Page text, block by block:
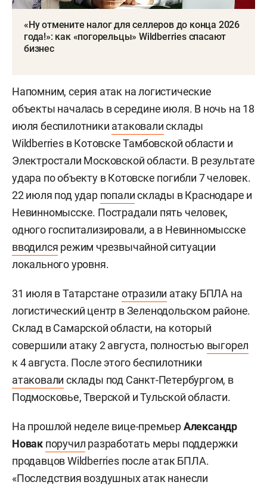
«Ну отмените налог для селлеров до конца 2026
года!»: как «погорельцы» Wildberries спасают
бизнес
Напомним, серия атак на логистические
объекты началась в середине июля. В ночь на 18
июля беспилотники атаковалисклады
Wildberries в Котовске Тамбовской области и
Электростали Московской области. В результате
удара по объекту в Котовске погибли 7 человек.
22 июля под удар попалисклады в Краснодаре и
Невинномысске. Пострадали пять человек,
одного госпитализировали, а в Невинномысске
вводился режим чрезвычайной ситуации
локального уровня.
31 июля в Татарстане отразили атаку БПЛА на
логистический центр в Зеленодольском районе.
Склад в Самарской области, на который
совершили атаку 2 августа, полностью выгорел
к 4 августа. После этого беспилотники
атаковали склады под Санкт-Петербургом, в
Подмосковье, Тверской и Тульской области.
На прошлой неделе вице-премьерАлександр
Новак поручил разработать меры поддержки
продавцов Wildberries после атак БПЛА.
«Последствия воздушных атак нанесли